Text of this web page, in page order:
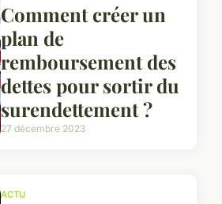
Comment créer un
plan de
remboursement des
dettes pour sortir du
surendettement ?
27 décembre 2023
ACTU